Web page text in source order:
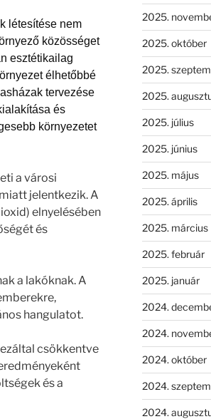
létesítése nem
közösséget
esztétikailag
élhetőbbé
tervezése
és
környezetet
a városi
jelentkezik. A
elnyelésében
és
a lakóknak. A
hangulatot.
csökkentve
és a
2025.
2025. október
2025.
2025.
2025. július
2025. június
2025. május
2025. április
2025. március
2025. február
2025. január
2024.
2024.
2024. október
2024.
2024.